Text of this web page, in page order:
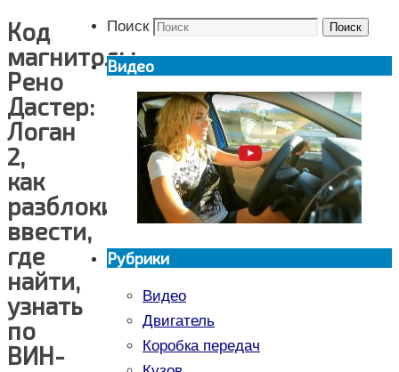
Код
магнитолы
Рено
Дастер:
Логан
2,
как
разблокировать,
ввести,
где
найти,
узнать
по
ВИН-
Поиск Поиск
Видео
Рубрики
Видео
Двигатель
Коробка передач